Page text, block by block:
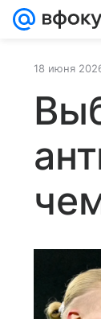
18 июня